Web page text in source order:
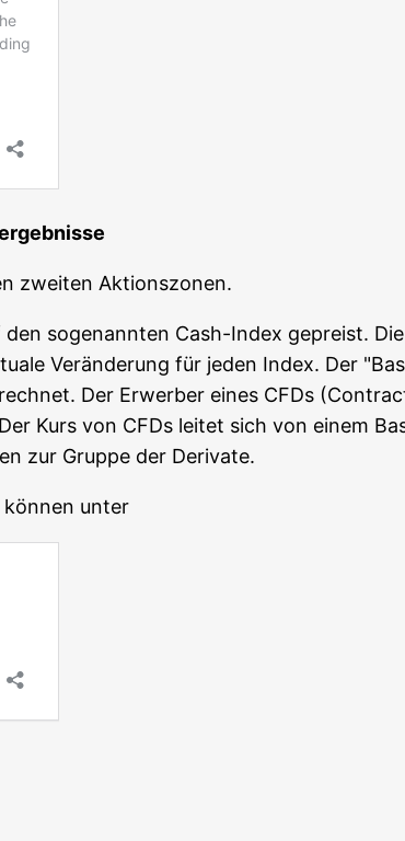
zwei­ten Aktionszonen.
soge­nann­ten Cash-Index gepreist.
Ver­än­de­rung für jeden Index. Der
Der Erwer­ber eines CFDs
Kurs von CFDs lei­tet sich von einem
zur Grup­pe der Derivate.
kön­nen unter